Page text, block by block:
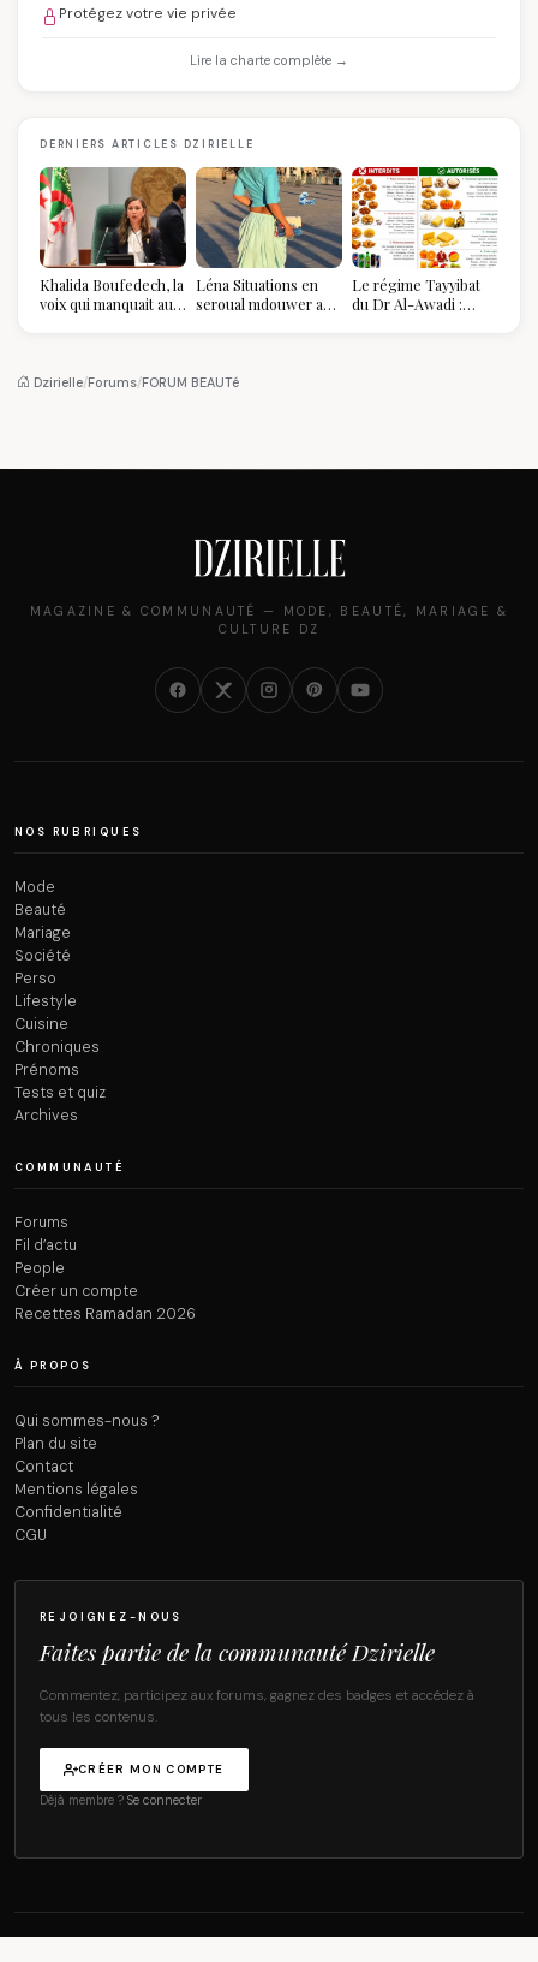
Protégez votre vie privée
Lire la charte complète →
DERNIERS ARTICLES DZIRIELLE
Khalida Boufedech, la
voix qui manquait au
Léna Situations en
seroual mdouwer au
pièce mode de l'été
Le régime Tayyibat
du Dr Al-Awadi :
Dzirielle/Forums/FORUM BEAUTé
MAGAZINE & COMMUNAUTÉ — MODE, BEAUTÉ, MARIAGE &
CULTURE DZ
NOS RUBRIQUES
Mode
Beauté
Mariage
Société
Perso
Lifestyle
Cuisine
Chroniques
Prénoms
Tests et quiz
Archives
COMMUNAUTÉ
Forums
Fil d’actu
People
Créer un compte
Recettes Ramadan 2026
À PROPOS
Qui sommes-nous ?
Plan du site
Contact
Mentions légales
Confidentialité
CGU
REJOIGNEZ-NOUS
Faites partie de la communauté Dzirielle
Commentez, participez aux forums, gagnez des badges et accédez à
tous les contenus.
CRÉER MON COMPTE
Déjà membre ? Se connecter